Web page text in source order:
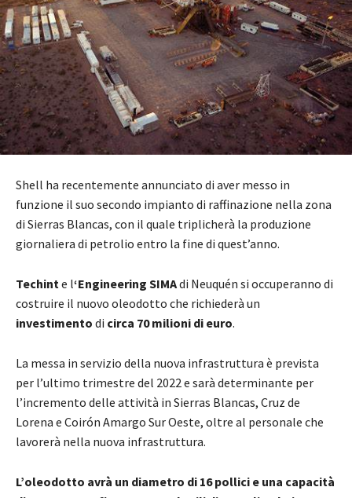
Shell ha recentemente annunciato di aver messo in
funzione il suo secondo impianto di raffinazione nella zona
di Sierras Blancas, con il quale triplicherà la produzione
giornaliera di petrolio entro la fine di quest’anno.
Techint e l‘Engineering SIMAdi Neuquén si occuperanno di
costruire il nuovo oleodotto che richiederà un
investimento di circa 70 milioni di euro.
La messa in servizio della nuova infrastruttura è prevista
per l’ultimo trimestre del 2022 e sarà determinante per
l’incremento delle attività in Sierras Blancas, Cruz de
Lorena e Coirón Amargo Sur Oeste, oltre al personale che
lavorerà nella nuova infrastruttura.
L’oleodotto avrà un diametro di 16 pollici e una capacità